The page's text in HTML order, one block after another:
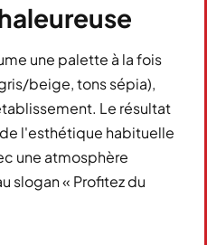
une palette à la fois
beige, tons sépia),
Le résultat
l'esthétique habituelle
une atmosphère
slogan « Profitez du